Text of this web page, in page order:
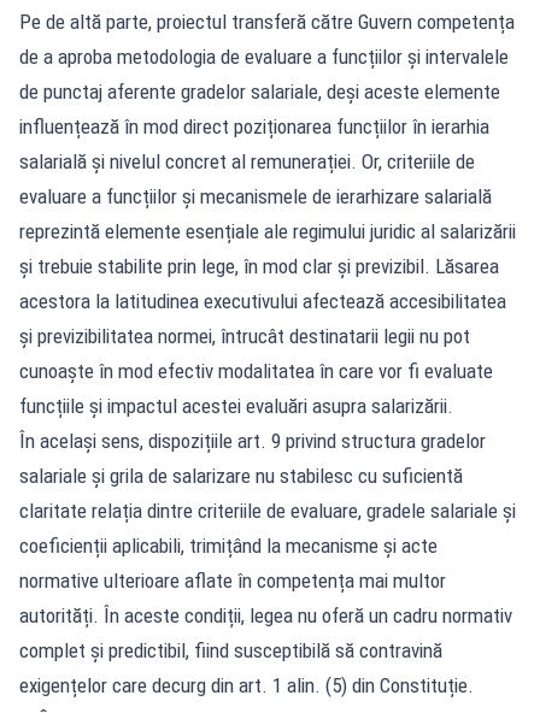
Pe de altă parte, proiectul transferă către Guvern competența
de a aproba metodologia de evaluare a funcțiilor și intervalele
de punctaj aferente gradelor salariale, deși aceste elemente
influențează în mod direct poziționarea funcțiilor în ierarhia
salarială și nivelul concret al remunerației. Or, criteriile de
evaluare a funcțiilor și mecanismele de ierarhizare salarială
reprezintă elemente esențiale ale regimului juridic al salarizării
și trebuie stabilite prin lege, în mod clar și previzibil. Lăsarea
acestora la latitudinea executivului afectează accesibilitatea
și previzibilitatea normei, întrucât destinatarii legii nu pot
cunoaște în mod efectiv modalitatea în care vor fi evaluate
funcțiile și impactul acestei evaluări asupra salarizării.
În același sens, dispozițiile art. 9 privind structura gradelor
salariale și grila de salarizare nu stabilesc cu suficientă
claritate relația dintre criteriile de evaluare, gradele salariale și
coeficienții aplicabili, trimițând la mecanisme și acte
normative ulterioare aflate în competența mai multor
autorități. În aceste condiții, legea nu oferă un cadru normativ
complet și predictibil, fiind susceptibilă să contravină
exigențelor care decurg din art. 1 alin. (5) din Constituție.